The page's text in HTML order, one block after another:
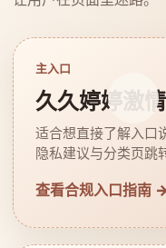
主入口
久久婷婷激
适合想直接了解入口
隐私建议与分类页跳
查看合规入口指南